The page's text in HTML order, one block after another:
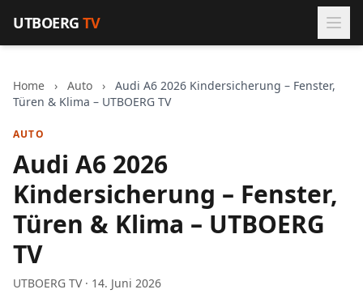
UTBOERGTV
Home › Auto ›
Audi A6 2026 Kindersicherung – Fenster,
Türen & Klima – UTBOERG TV
AUTO
Audi A6 2026
Kindersicherung – Fenster,
Türen & Klima – UTBOERG
TV
UTBOERG TV · 14. Juni 2026